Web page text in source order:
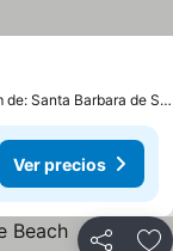
El Limón, a 13.5 km de: Santa Barbara de Samana
Ver precios